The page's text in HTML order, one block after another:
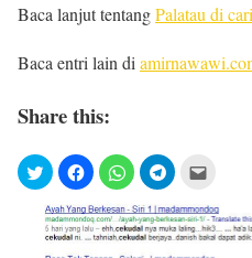
Baca lanjut tentangPalatau di
Baca entri lain di
Share this: